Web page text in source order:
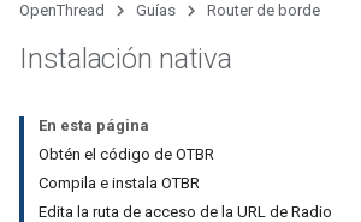
OpenThread Guías Router de borde
Instalación nativa
En esta página
Obtén el código de OTBR
Compila e instala OTBR
Edita la ruta de acceso de la URL de Radio